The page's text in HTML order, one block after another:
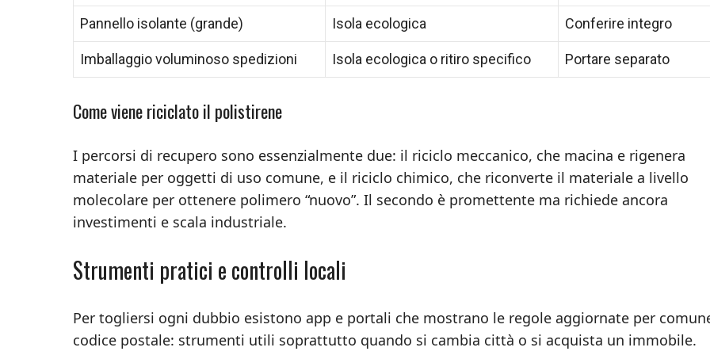
Pannello isolante (grande) Isola ecologica Conferire integro
Imballaggio voluminoso spedizioni Isola ecologica o ritiro specifico Portare separato
Come viene riciclato il polistirene
I percorsi di recupero sono essenzialmente due: il riciclo meccanico, che macina e rigenera
materiale per oggetti di uso comune, e il riciclo chimico, che riconverte il materiale a livello
molecolare per ottenere polimero “nuovo”. Il secondo è promettente ma richiede ancora
investimenti e scala industriale.
Strumenti pratici e controlli locali
Per togliersi ogni dubbio esistono app e portali che mostrano le regole aggiornate per
codice postale: strumenti utili soprattutto quando si cambia città o si acquista un immobile.